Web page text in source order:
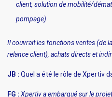
client, solution de mobilité/
pompage)
Il couvrait les fonctions ventes (de
relance client), achats directs et
JB : Quel a été le rôle de Xpertiv
FG : Xpertiv a embarqué sur le